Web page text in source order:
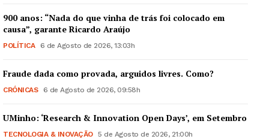
Guimarães, agora!
900 anos: “Nada do que vinha de trás foi colocado em
causa”, garante Ricardo Araújo
POLÍTICA 6 de Agosto de 2026, 13:03h
Fraude dada como provada, arguidos livres. Como?
CRÓNICAS 6 de Agosto de 2026, 09:58h
UMinho: ‘Research & Innovation Open Days’, em Setembro
TECNOLOGIA & INOVAÇÃO 5 de Agosto de 2026, 21:00h